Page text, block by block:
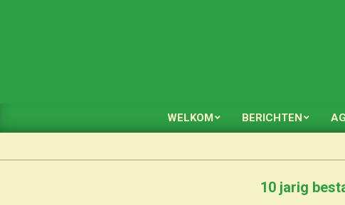
WELKOM BERICHTEN
10 jarig